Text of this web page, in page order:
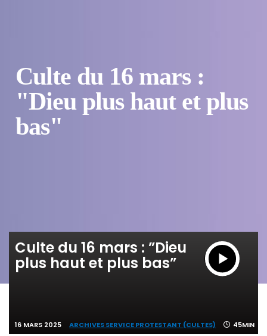
Culte du 16 mars :
"Dieu plus haut et plus
bas"
Culte du 16 mars : ”Dieu
plus haut et plus bas”
16 MARS 2025 ARCHIVES SERVICE PROTESTANT (CULTES) 45MIN